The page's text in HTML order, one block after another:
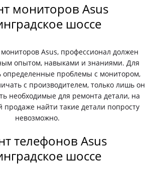
мониторов Asus
шоссе
Asus, профессионал должен
опытом, навыками и знаниями. Для
определенные проблемы с монитором,
с производителем, только лишь он
необходимые для ремонта детали, на
продаже найти такие детали попросту
невозможно.
телефонов Asus
шоссе